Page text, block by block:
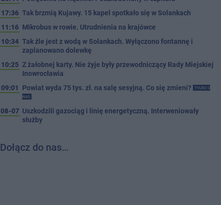
17:36 Tak brzmią Kujawy. 15 kapel spotkało się w Solankach
11:16 Mikrobus w rowie. Utrudnienia na krajówce
10:34 Tak źle jest z wodą w Solankach. Wyłączono fontannę i
zaplanowano dolewkę
10:25 Z żałobnej karty. Nie żyje były przewodniczący Rady Miejskiej
Inowrocławia
09:01
Powiat wyda 75 tys. zł. na salę sesyjną. Co się zmieni?
TYLKO U
NAS
08-07 Uszkodzili gazociąg i linię energetyczną. Interweniowały
służby
Dołącz do nas…